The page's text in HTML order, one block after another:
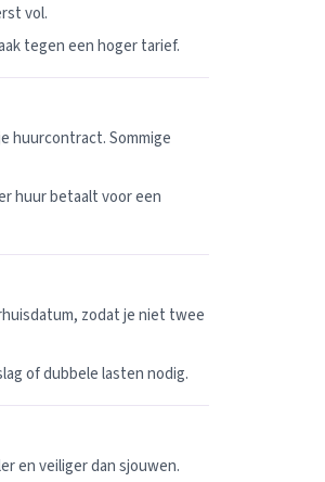
vol.
tegen een hoger tarief.
huurcontract. Sommige
huur betaalt voor een
zodat je niet twee
of dubbele lasten nodig.
en veiliger dan sjouwen.